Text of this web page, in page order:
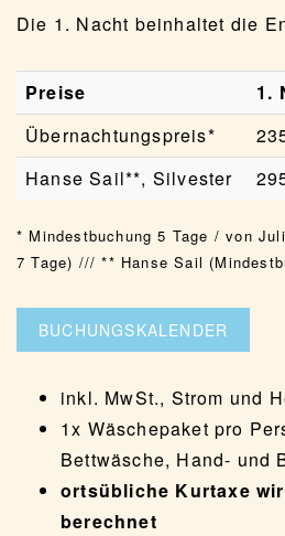
Die 1. Nacht beinhaltet die
Preise 1.
Übernachtungspreis*
Hanse Sail**, Silvester
* Mindestbuchung 5 Tage / von
7 Tage) /// ** Hanse Sail
BUCHUNGSKALENDER
inkl. MwSt., Strom und
1x Wäschepaket pro
Bettwäsche, Hand- und
ortsübliche Kurtaxe
berechnet